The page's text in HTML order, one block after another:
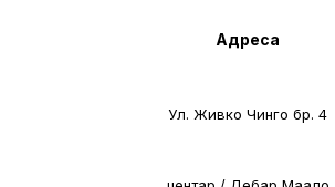
Адреса
Ул. Живко Чинго бр. 4